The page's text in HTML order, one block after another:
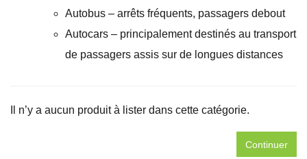
Autobus – arrêts fréquents, passagers debout
Autocars – principalement destinés au transport
de passagers assis sur de longues distances
Il n’y a aucun produit à lister dans cette catégorie.
Continuer